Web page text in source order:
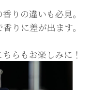
りの違いも必見。
りに差が出ます。
ちらもお楽しみに！